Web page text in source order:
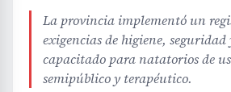
La provincia implementó un
exigencias de higiene, seguridad
capacitado para natatorios de
semipúblico y terapéutico.